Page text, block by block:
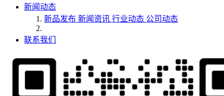
新闻动态
新品发布 新闻资讯 行业动态 公司动态
联系我们